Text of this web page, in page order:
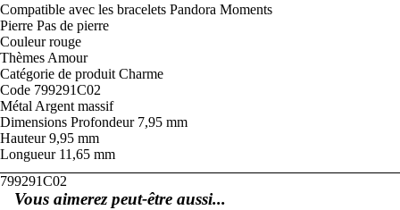
Compatible avec les bracelets Pandora Moments
Pierre Pas de pierre
Couleur rouge
Thèmes Amour
Catégorie de produit Charme
Code 799291C02
Métal Argent massif
Dimensions Profondeur 7,95 mm
Hauteur 9,95 mm
Longueur 11,65 mm
799291C02
Vous aimerez peut-être aussi...